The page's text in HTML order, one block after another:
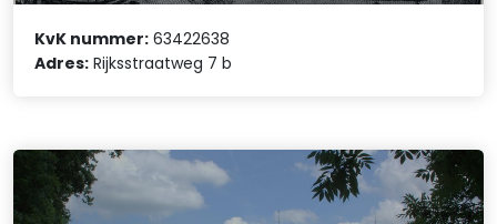
KvK nummer: 63422638
Adres: Rijksstraatweg 7 b